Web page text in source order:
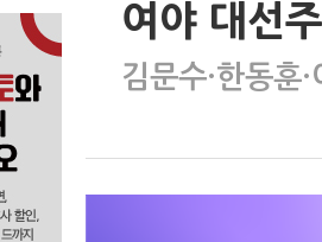
여야 대선
김문수·한동훈